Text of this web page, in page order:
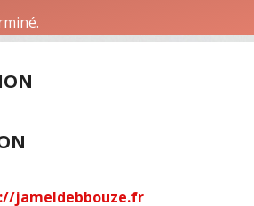
jameldebbouze.fr